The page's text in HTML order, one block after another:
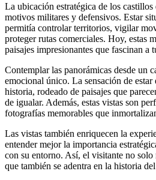
La ubicación estratégica de los castillos
motivos militares y defensivos. Estar
permitía controlar territorios, vigilar
proteger rutas comerciales. Hoy, estas
paisajes impresionantes que fascinan a
Contemplar las panorámicas desde un
emocional único. La sensación de
historia, rodeado de paisajes que
de igualar. Además, estas vistas son
fotografías memorables que
Las vistas también enriquecen la
entender mejor la importancia
con su entorno. Así, el visitante no
que también se adentra en la historia